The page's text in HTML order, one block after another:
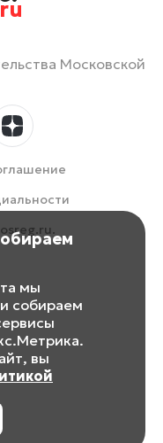
Московской
мы
собираем
вы